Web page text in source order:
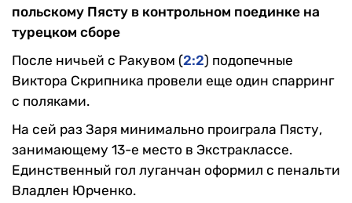
польскому Пясту в контрольном поединке на
турецком сборе
После ничьей с Ракувом (2:2) подопечные
Виктора Скрипника провели еще один спарринг
с поляками.
На сей раз Заря минимально проиграла Пясту,
занимающему 13-е место в Экстраклассе.
Единственный гол луганчан оформил с пенальти
Владлен Юрченко.